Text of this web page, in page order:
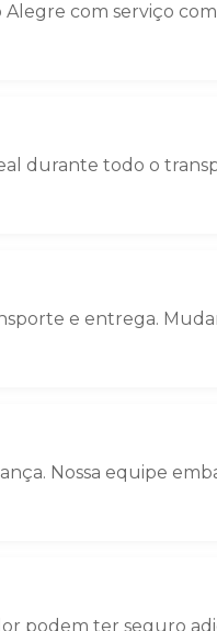
Alegre com serviço
durante todo o
e entrega.
Nossa equipe
podem ter seguro